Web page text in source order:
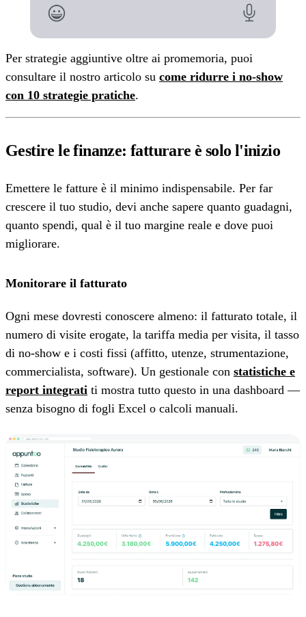
Per strategie aggiuntive oltre ai promemoria, puoi
consultare il nostro articolo su come ridurre i no-show
con 10 strategie pratiche.
Gestire le finanze: fatturare è solo l'inizio
Emettere le fatture è il minimo indispensabile. Per far
crescere il tuo studio, devi anche sapere quanto guadagni,
quanto spendi, qual è il tuo margine reale e dove puoi
migliorare.
Monitorare il fatturato
Ogni mese dovresti conoscere almeno: il fatturato totale, il
numero di visite erogate, la tariffa media per visita, il tasso
di no-show e i costi fissi (affitto, utenze, strumentazione,
commercialista, software). Un gestionale con statistiche e
report integrati ti mostra tutto questo in una dashboard —
senza bisogno di fogli Excel o calcoli manuali.